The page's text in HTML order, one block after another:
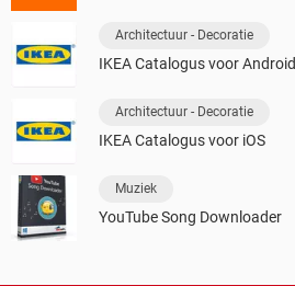
Architectuur - Decoratie
IKEA Catalogus voor Android
Architectuur - Decoratie
IKEA Catalogus voor iOS
Muziek
YouTube Song Downloader